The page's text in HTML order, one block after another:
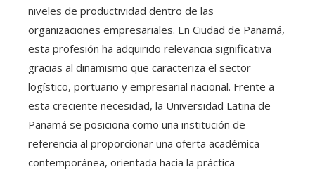
niveles de productividad dentro de las
organizaciones empresariales. En Ciudad de Panamá,
esta profesión ha adquirido relevancia significativa
gracias al dinamismo que caracteriza el sector
logístico, portuario y empresarial nacional. Frente a
esta creciente necesidad, la Universidad Latina de
Panamá se posiciona como una institución de
referencia al proporcionar una oferta académica
contemporánea, orientada hacia la práctica